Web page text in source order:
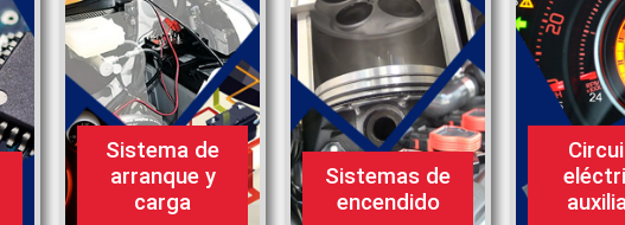
Sistema de
arranque y
carga
Sistemas de
encendido